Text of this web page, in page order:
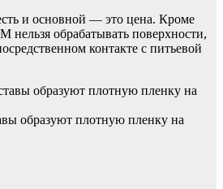
и основной — это цена. Кроме
обрабатывать поверхности,
контакте с питьевой
образуют плотную пленку на